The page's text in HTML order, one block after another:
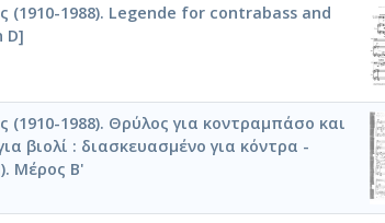
(1910-1988). Legende for contrabass and
D]
(1910-1988). Θρύλος για κοντραμπάσο και
βιολί : διασκευασμένο για κόντρα -
Μέρος Β'